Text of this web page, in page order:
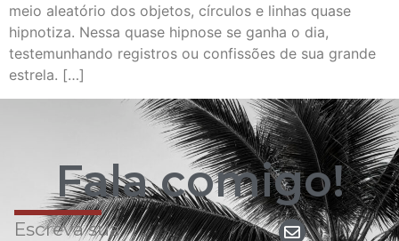
meio aleatório dos objetos, círculos e linhas quase
hipnotiza. Nessa quase hipnose se ganha o dia,
testemunhando registros ou confissões de sua grande
estrela. […]
Fala comigo!
Escreva sua